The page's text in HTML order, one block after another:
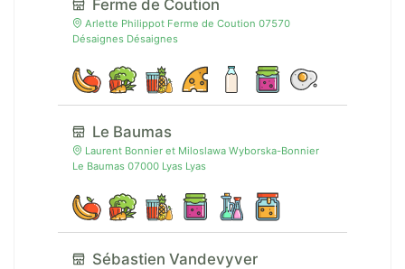
Ferme de Coution
Arlette Philippot Ferme de Coution 07570
Désaignes Désaignes
Le Baumas
Laurent Bonnier et Miloslawa Wyborska-Bonnier
Le Baumas 07000 Lyas Lyas
Sébastien Vandevyver